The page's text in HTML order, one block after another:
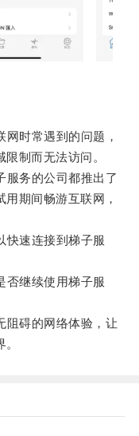
时常遇到的问题，
制而无法访问。
务的公司都推出了
期间畅游互联网，
速连接到梯子服
继续使用梯子服
碍的网络体验，让